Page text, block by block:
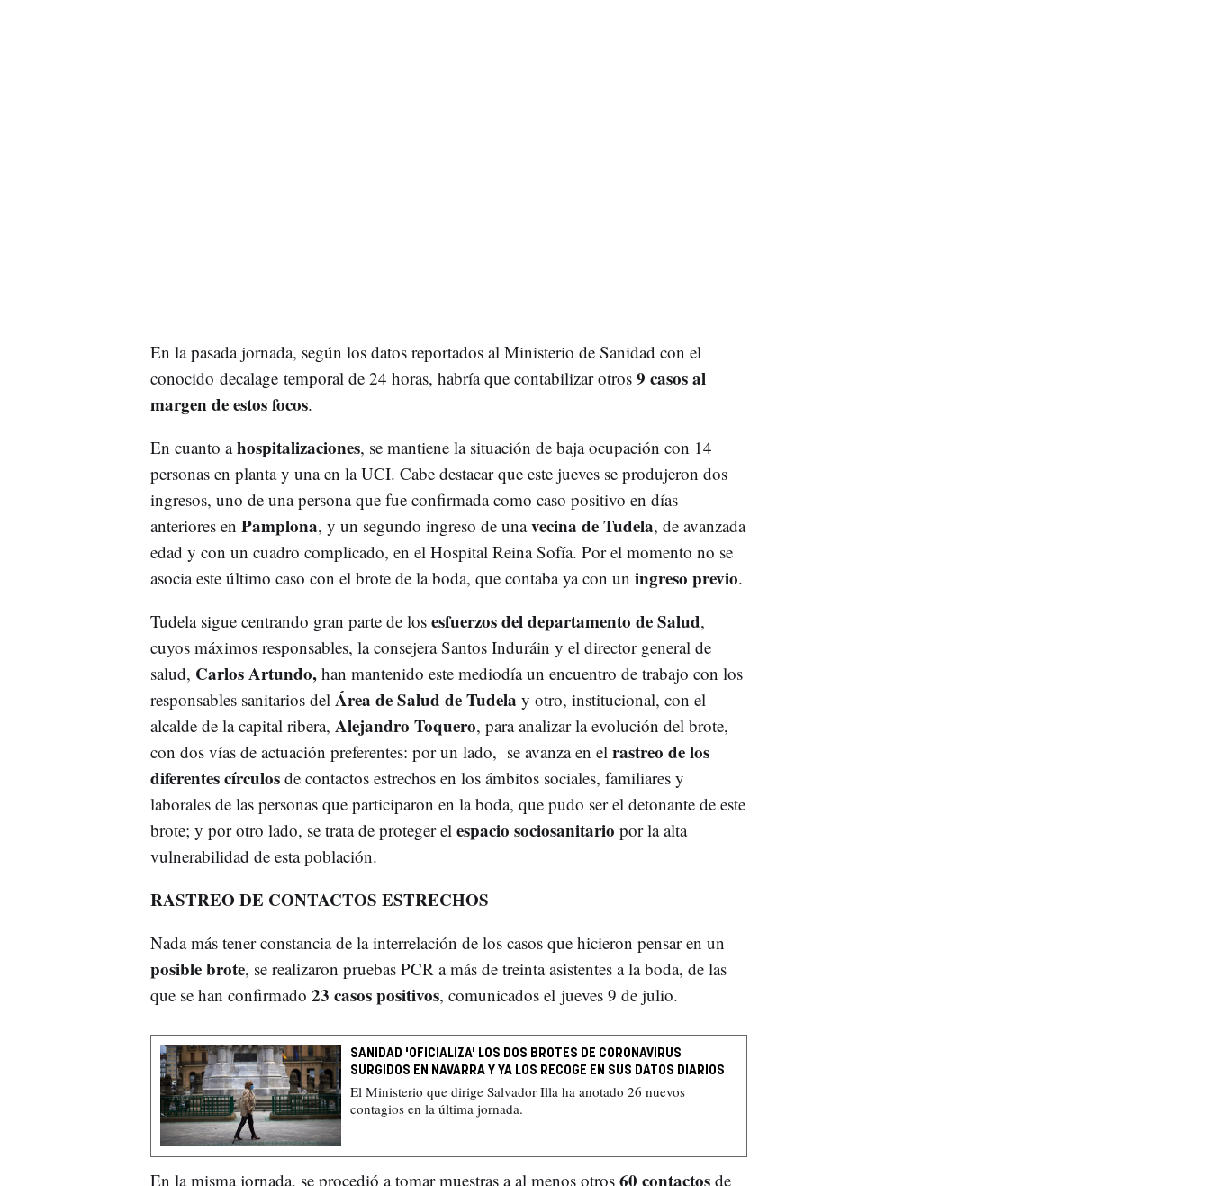
En la pasada jornada, según los datos reportados al Ministerio de Sanidad con el
conocido decalage temporal de 24 horas, habría que contabilizar otros9 casos al
margen de estos focos.
En cuanto ahospitalizaciones, se mantiene la situación de baja ocupación con 14
personas en planta y una en la UCI. Cabe destacar que este jueves se produjeron dos
ingresos, uno de una persona que fue confirmada como caso positivo en días
anteriores en Pamplona, y un segundo ingreso de unavecina de Tudela, de avanzada
edad y con un cuadro complicado, en el Hospital Reina Sofía. Por el momento no se
asocia este último caso con el brote de la boda, que contaba ya con un ingreso previo.
Tudela sigue centrando gran parte de los esfuerzos del departamento de Salud,
cuyos máximos responsables, la consejera Santos Induráin y el director general de
salud, Carlos Artundo,han mantenido este mediodía un encuentro de trabajo con los
responsables sanitarios del Área de Salud de Tudela y otro, institucional, con el
alcalde de la capital ribera, Alejandro Toquero, para analizar la evolución del brote,
con dos vías de actuación preferentes: por un lado, se avanza en el rastreo de los
diferentes círculos de contactos estrechos en los ámbitos sociales, familiares y
laborales de las personas que participaron en la boda, que pudo ser el detonante de este
brote; y por otro lado, se trata de proteger el espacio sociosanitario por la alta
vulnerabilidad de esta población.
RASTREO DE CONTACTOS ESTRECHOS
Nada más tener constancia de la interrelación de los casos que hicieron pensar en un
posible brote, se realizaron pruebas PCR a más de treinta asistentes a la boda, de las
que se han confirmado 23 casos positivos, comunicados el jueves 9 de julio.
SANIDAD 'OFICIALIZA' LOS DOS BROTES DE CORONAVIRUS
SURGIDOS EN NAVARRA Y YA LOS RECOGE EN SUS DATOS DIARIOS
El Ministerio que dirige Salvador Illa ha anotado 26 nuevos
contagios en la última jornada.
En la misma jornada, se procedió a tomar muestras a al menos otros60 contactos de